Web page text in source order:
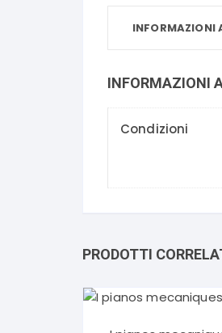
INFORMAZIONI
INFORMAZIONI
Condizioni
PRODOTTI